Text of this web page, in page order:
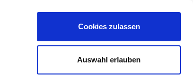
Cookies zulassen
Auswahl erlauben